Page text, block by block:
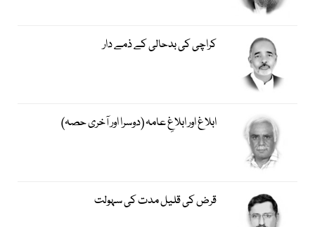
کراچی کی بدحالی کے ذمے دار
ابلاغ اور ابلاغِ عامہ (دوسرا اور آخری حصہ)
قرض کی قلیل مدت کی سہولت